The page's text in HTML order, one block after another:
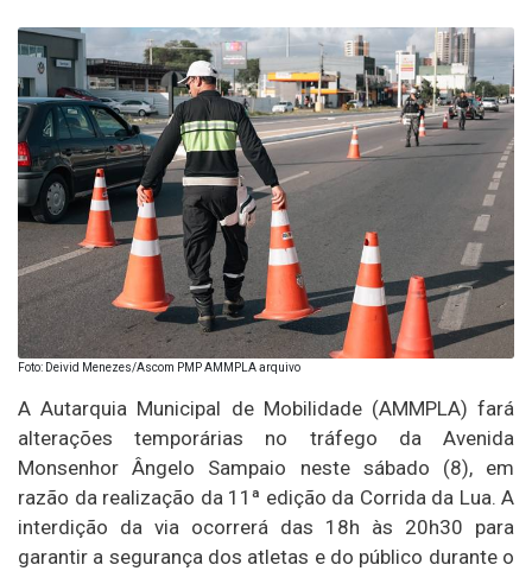
Foto: Deivid Menezes/Ascom PMP AMMPLA arquivo
A Autarquia Municipal de Mobilidade (AMMPLA) fará
alterações temporárias no tráfego da Avenida
Monsenhor Ângelo Sampaio neste sábado (8), em
razão da realização da 11ª edição da Corrida da Lua. A
interdição da via ocorrerá das 18h às 20h30 para
garantir a segurança dos atletas e do público durante o